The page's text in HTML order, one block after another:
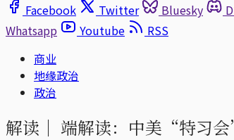
Facebook
Twitter Bluesky
Whatsapp
Youtube
RSS
商业
地缘政治
政治
解读｜ 端解读：中美“特习会